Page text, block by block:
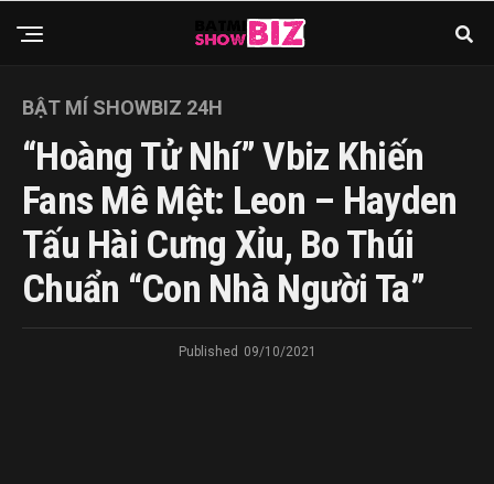
BẬT MÍ SHOWBIZ 24H
“Hoàng Tử Nhí” Vbiz Khiến
Fans Mê Mệt: Leon – Hayden
Tấu Hài Cưng Xỉu, Bo Thúi
Chuẩn “con Nhà Người Ta”
Published 09/10/2021